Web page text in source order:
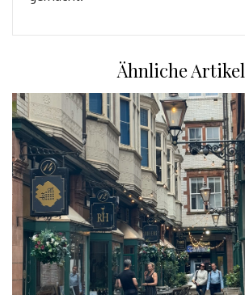
Ähnliche Artikel